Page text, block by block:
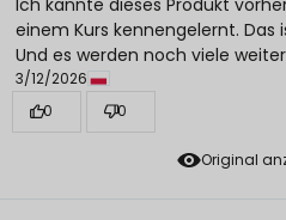
Original
einem Kurs kennengelernt. Das
Und es werden noch viele
3/12/2026
0
0